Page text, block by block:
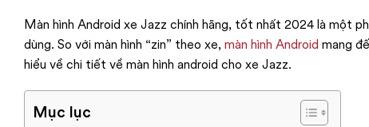
Màn hình Android xe Jazz chính hãng, tốt nhất 2024 là một
dùng. So với màn hình “zin” theo xe,màn hình Android mang
hiểu về chi tiết về màn hình android cho xe Jazz.
Mục lục